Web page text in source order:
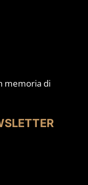
memoria di